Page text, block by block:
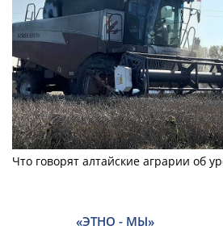
Что говорят алтайские аграрии об
«ЭТНО - МЫ»